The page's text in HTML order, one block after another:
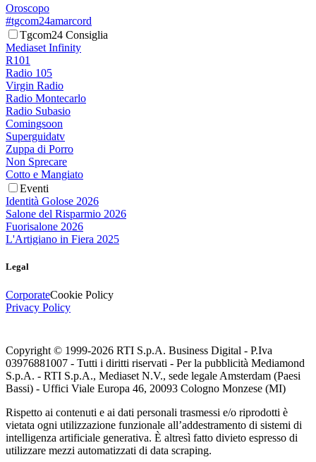
Oroscopo
#tgcom24amarcord
Tgcom24 Consiglia
Mediaset Infinity
R101
Radio 105
Virgin Radio
Radio Montecarlo
Radio Subasio
Comingsoon
Superguidatv
Zuppa di Porro
Non Sprecare
Cotto e Mangiato
Eventi
Identità Golose 2026
Salone del Risparmio 2026
Fuorisalone 2026
L'Artigiano in Fiera 2025
Legal
CorporateCookie Policy
Privacy Policy
Copyright © 1999-2026 RTI S.p.A. Business Digital - P.Iva
03976881007 - Tutti i diritti riservati - Per la pubblicità Mediamond
S.p.A. - RTI S.p.A., Mediaset N.V., sede legale Amsterdam (Paesi
Bassi) - Uffici Viale Europa 46, 20093 Cologno Monzese (MI)
Rispetto ai contenuti e ai dati personali trasmessi e/o riprodotti è
vietata ogni utilizzazione funzionale all’addestramento di sistemi di
intelligenza artificiale generativa. È altresì fatto divieto espresso di
utilizzare mezzi automatizzati di data scraping.